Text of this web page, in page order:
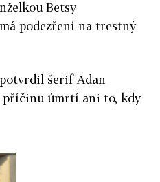
Betsy
podezření na trestný
šerif Adan
příčinu úmrtí ani to, kdy